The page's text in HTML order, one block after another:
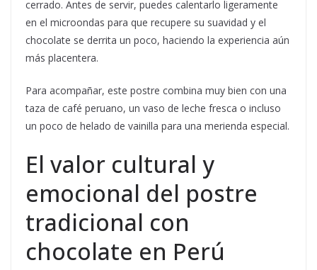
cerrado. Antes de servir, puedes calentarlo ligeramente
en el microondas para que recupere su suavidad y el
chocolate se derrita un poco, haciendo la experiencia aún
más placentera.
Para acompañar, este postre combina muy bien con una
taza de café peruano, un vaso de leche fresca o incluso
un poco de helado de vainilla para una merienda especial.
El valor cultural y
emocional del postre
tradicional con
chocolate en Perú